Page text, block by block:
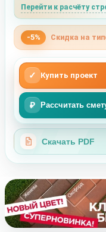
Перейти к расчёту
-5% Скидка на
✓ Купить проект
₽ Рассчитать
Скачать PDF